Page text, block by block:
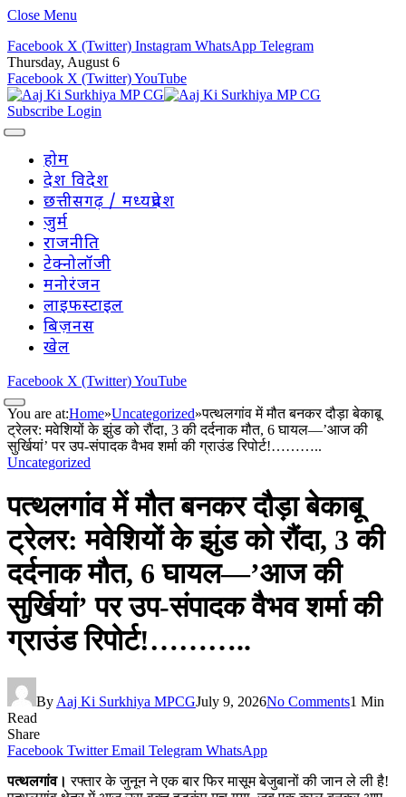
Close Menu
Facebook X (Twitter) Instagram WhatsApp Telegram
Thursday, August 6
Facebook X (Twitter)YouTube
Subscribe Login
होम
देश विदेश
छत्तीसगढ़ / मध्यप्रदेश
जुर्म
राजनीति
टेक्नोलॉजी
मनोरंजन
लाइफस्टाइल
बिज़नस
खेल
Facebook X (Twitter)YouTube
You are at:Home»Uncategorized»पत्थलगांव में मौत बनकर दौड़ा बेकाबू
ट्रेलर: मवेशियों के झुंड को रौंदा, 3 की दर्दनाक मौत, 6 घायल—’आज की
सुर्खियां’ पर उप-संपादक वैभव शर्मा की ग्राउंड रिपोर्ट!………..
Uncategorized
पत्थलगांव में मौत बनकर दौड़ा बेकाबू
ट्रेलर: मवेशियों के झुंड को रौंदा, 3 की
दर्दनाक मौत, 6 घायल—’आज की
सुर्खियां’ पर उप-संपादक वैभव शर्मा की
ग्राउंड रिपोर्ट!………..
By Aaj Ki Surkhiya MPCGJuly 9, 2026No Comments1 Min
Read
Share
Facebook Twitter Email Telegram WhatsApp
पत्थलगांव। रफ्तार के जुनून ने एक बार फिर मासूम बेजुबानों की जान ले ली है!